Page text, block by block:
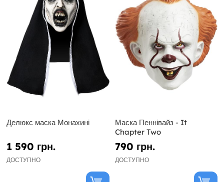
Делюкс маска Монахині
1 590 грн.
ДОСТУПНО
Маска Пеннівайз - It
Chapter Two
790 грн.
ДОСТУПНО